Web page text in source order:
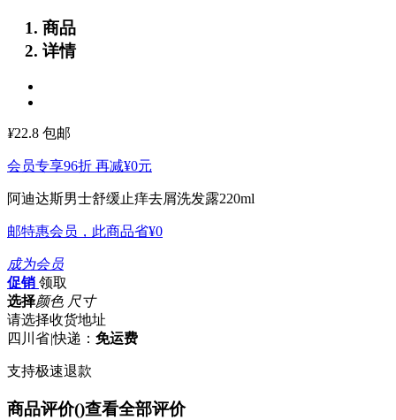
商品
详情
¥22.8 包邮
会员专享96折 再减¥0元
阿迪达斯男士舒缓止痒去屑洗发露220ml
邮特惠会员，此商品省¥0
成为会员
促销 领取
选择颜色 尺寸
请选择收货地址
四川省|快递： 免运费
支持极速退款
商品评价()查看全部评价